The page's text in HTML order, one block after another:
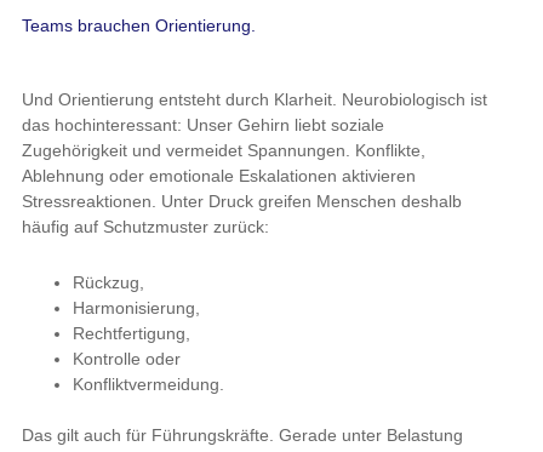
Teams brauchen Orientierung.
Und Orientierung entsteht durch Klarheit. Neurobiologisch ist
das hochinteressant: Unser Gehirn liebt soziale
Zugehörigkeit und vermeidet Spannungen. Konflikte,
Ablehnung oder emotionale Eskalationen aktivieren
Stressreaktionen. Unter Druck greifen Menschen deshalb
häufig auf Schutzmuster zurück:
Rückzug,
Harmonisierung,
Rechtfertigung,
Kontrolle oder
Konfliktvermeidung.
Das gilt auch für Führungskräfte. Gerade unter Belastung